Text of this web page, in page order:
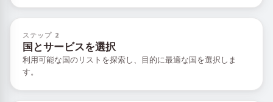
ステップ 2
国とサービスを選択
利用可能な国のリストを探索し、目的に最適な国を選択しま
す。